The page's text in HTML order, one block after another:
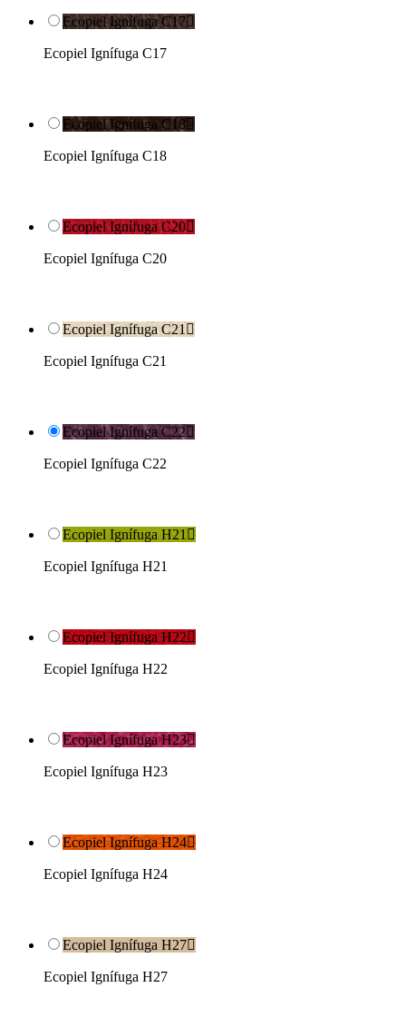
Ecopiel Ignífuga C17
Ecopiel Ignífuga C17
Ecopiel Ignífuga C18
Ecopiel Ignífuga C18
Ecopiel Ignífuga C20
Ecopiel Ignífuga C20
Ecopiel Ignífuga C21 
Ecopiel Ignífuga C21
Ecopiel Ignífuga C22
Ecopiel Ignífuga C22
Ecopiel Ignífuga H21
Ecopiel Ignífuga H21
Ecopiel Ignífuga H22
Ecopiel Ignífuga H22
Ecopiel Ignífuga H23
Ecopiel Ignífuga H23
Ecopiel Ignífuga H24
Ecopiel Ignífuga H24
Ecopiel Ignífuga H27
Ecopiel Ignífuga H27